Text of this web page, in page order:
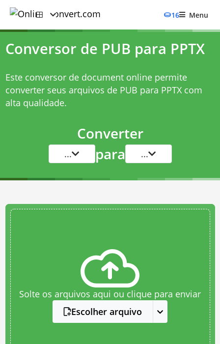
16 Menu
Conversor de PUB para PPTX
Este conversor de document online permite
converter seus arquivos de PUB para PPTX com
alta qualidade.
Converter
... para ...
Solte os arquivos aqui ou clique para enviar
Escolher arquivo